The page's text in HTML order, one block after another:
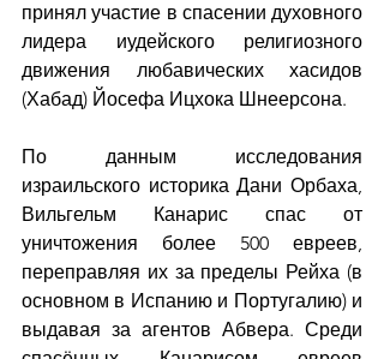
принял участие в спасении духовного
лидера иудейского религиозного
движения любавических хасидов
(Хабад) Йосефа Ицхока Шнеерсона.
По данным исследования
израильского историка Дани Орбаха,
Вильгельм Канарис спас от
уничтожения более 500 евреев,
переправляя их за пределы Рейха (в
основном в Испанию и Португалию) и
выдавая за агентов Абвера. Среди